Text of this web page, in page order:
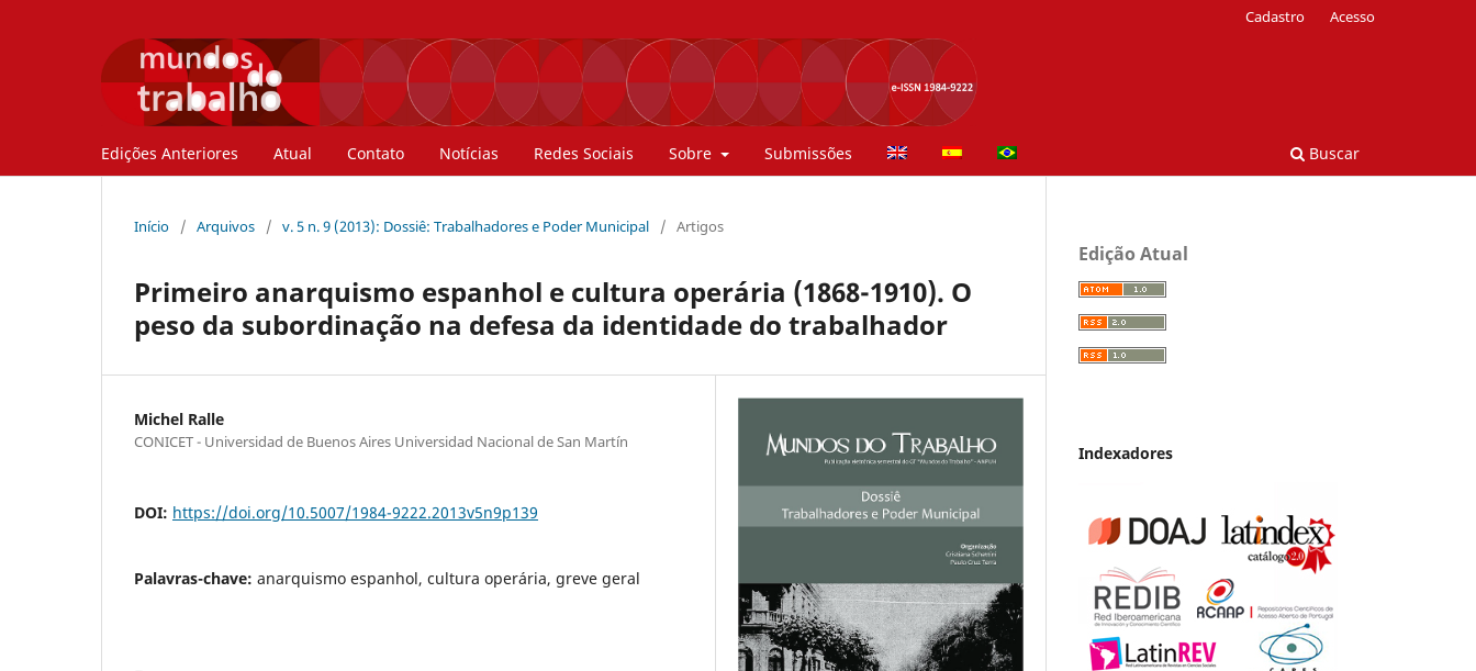
Edições Anteriores Atual Contato Notícias Redes Sociais Sobre Submissões Buscar
Cadastro Acesso
Início / Arquivos / v. 5 n. 9 (2013): Dossiê: Trabalhadores e Poder Municipal / Artigos
Primeiro anarquismo espanhol e cultura operária (1868-1910). O
peso da subordinação na defesa da identidade do trabalhador
Michel Ralle
CONICET - Universidad de Buenos Aires Universidad Nacional de San Martín
DOI: https://doi.org/10.5007/1984-9222.2013v5n9p139
Palavras-chave: anarquismo espanhol, cultura operária, greve geral
Edição Atual
Indexadores